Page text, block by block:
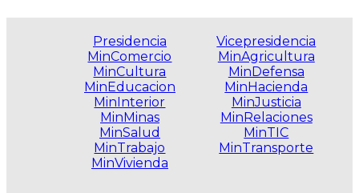
Presidencia
MinComercio
MinCultura
MinEducacion
MinInterior
MinMinas
MinSalud
MinTrabajo
MinVivienda
Vicepresidencia
MinAgricultura
MinDefensa
MinHacienda
MinJusticia
MinRelaciones
MinTIC
MinTransporte